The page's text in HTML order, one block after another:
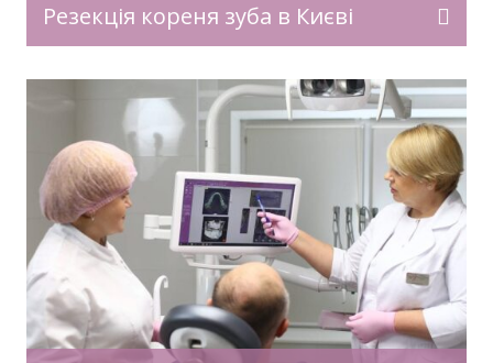
Резекція кореня зуба в Києві